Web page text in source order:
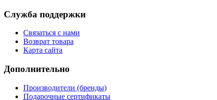
Служба поддержки
Связаться с нами
Возврат товара
Карта сайта
Дополнительно
Производители (бренды)
Подарочные сертификаты